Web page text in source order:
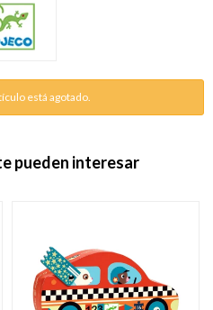
está agotado.
pueden interesar